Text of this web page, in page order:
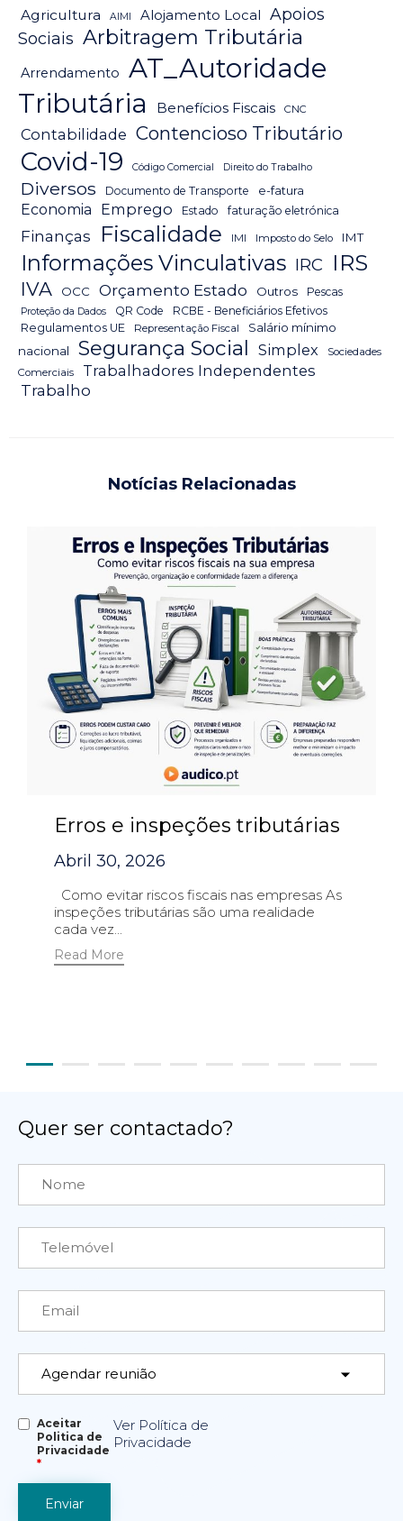
Agricultura AIMI Alojamento Local
Apoios
Sociais Arbitragem Tributária
Arrendamento
AT_Autoridade
Tributária
Benefícios Fiscais CNC
Contabilidade Contencioso Tributário
Covid-19 Código Comercial Direito do Trabalho
Diversos Documento de Transporte e-fatura
Economia Emprego Estado faturação eletrónica
Finanças Fiscalidade IMI Imposto do Selo IMT
Informações Vinculativas IRC IRS
IVA OCC Orçamento Estado Outros Pescas
Proteção da Dados QR Code
RCBE - Beneficiários Efetivos
Regulamentos UE
Representação Fiscal
Salário mínimo
nacional
Segurança Social Simplex
Sociedades
Comerciais
Trabalhadores Independentes
Trabalho
Notícias Relacionadas
Erros e inspeções tributárias
Abril 30, 2026
Como evitar riscos fiscais nas empresas As
inspeções tributárias são uma realidade
cada vez...
Read More
Quer ser contactado?
Aceitar
Politica de
Privacidade
*
Ver Política de
Privacidade